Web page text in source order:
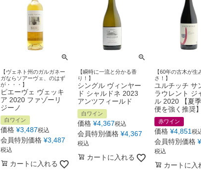
【ヴェネト州のガルガネー
ガならソアーヴェ、のはず
が・・・】
ピエーヴェ ヴェッキ
ア 2020 ファゾーリ
ジーノ
白ワイン
価格 ¥3,487税込
会員特別価格 ¥3,487
税込
カートに入れる
【瞬時に一流と分かる香
り！】
シングル ヴィンヤー
ド シャルドネ 2023
アンツフィールド
白ワイン
価格 ¥4,367税込
会員特別価格 ¥4,367
税込
カートに入れる
【60年の古木が生
さ！】
ユルチッチ サ
ラウレント ジ
ル 2020 【夏
便を強く推奨】
赤ワイン
価格 ¥4,851税
会員特別価格 ¥
税込
カートに入